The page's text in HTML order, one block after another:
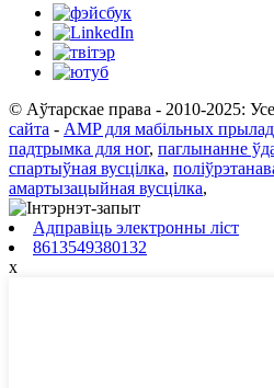
© Аўтарскае права - 2010-2025:
сайта - AMP для мабільных прылад
падтрымка для ног, паглынанне
спартыўная вусцілка,
амартызацыйная вусцілка,
Адправіць электронны ліст
8613549380132
x